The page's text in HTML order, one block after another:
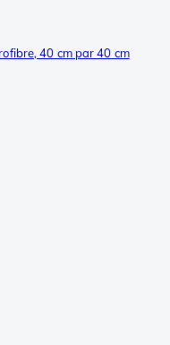
40 cm par 40 cm